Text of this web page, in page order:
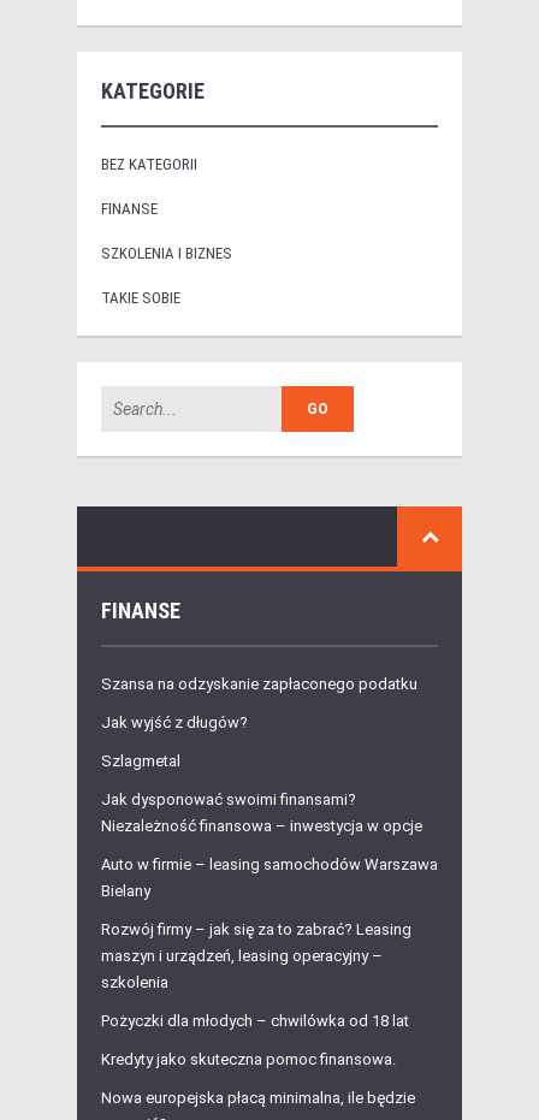
KATEGORIE
BEZ KATEGORII
FINANSE
SZKOLENIA I BIZNES
TAKIE SOBIE
FINANSE
Szansa na odzyskanie zapłaconego podatku
Jak wyjść z długów?
Szlagmetal
Jak dysponować swoimi finansami?
Niezależność finansowa – inwestycja w opcje
Auto w firmie – leasing samochodów Warszawa
Bielany
Rozwój firmy – jak się za to zabrać? Leasing
maszyn i urządzeń, leasing operacyjny –
szkolenia
Pożyczki dla młodych – chwilówka od 18 lat
Kredyty jako skuteczna pomoc finansowa.
Nowa europejska płacą minimalna, ile będzie